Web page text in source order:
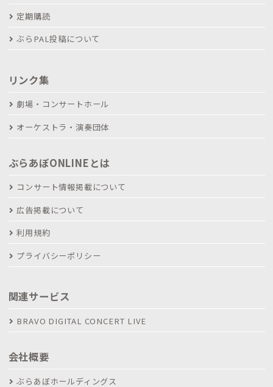
定期購読
ぶらPAL投稿について
リンク集
劇場・コンサートホール
オーケストラ・演奏団体
ぶらあぼONLINEとは
コンサート情報掲載について
広告掲載について
利用規約
プライバシーポリシー
関連サービス
BRAVO DIGITAL CONCERT LIVE
会社概要
ぶらあぼホールディングス